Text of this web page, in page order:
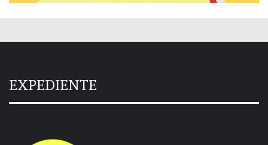
EXPEDIENTE